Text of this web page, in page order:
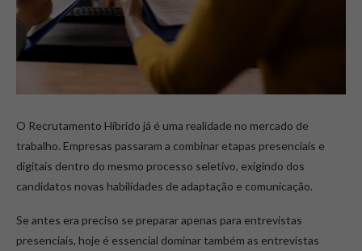
O Recrutamento Híbrido já é uma realidade no mercado de
trabalho. Empresas passaram a combinar etapas presenciais e
digitais dentro do mesmo processo seletivo, exigindo dos
candidatos novas habilidades de adaptação e comunicação.
Se antes era preciso se preparar apenas para entrevistas
presenciais, hoje é essencial dominar também as entrevistas